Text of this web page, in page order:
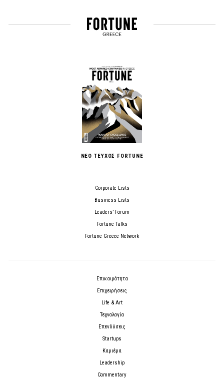
ΝΕΟ ΤΕΥΧΟΣ FORTUNE
Corporate Lists
Business Lists
Leaders’ Forum
Fortune Talks
Fortune Greece Network
Επικαιρότητα
Επιχειρήσεις
Life & Art
Τεχνολογία
Επενδύσεις
Startups
Καριέρα
Leadership
Commentary